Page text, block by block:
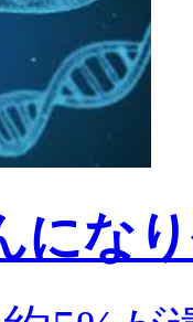
にな